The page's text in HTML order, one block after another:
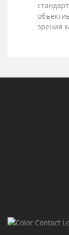
зрения